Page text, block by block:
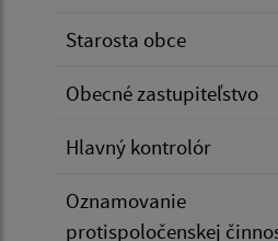
Starosta obce
Obecné zastupiteľstvo
Hlavný kontrolór
Oznamovanie
protispoločenskej